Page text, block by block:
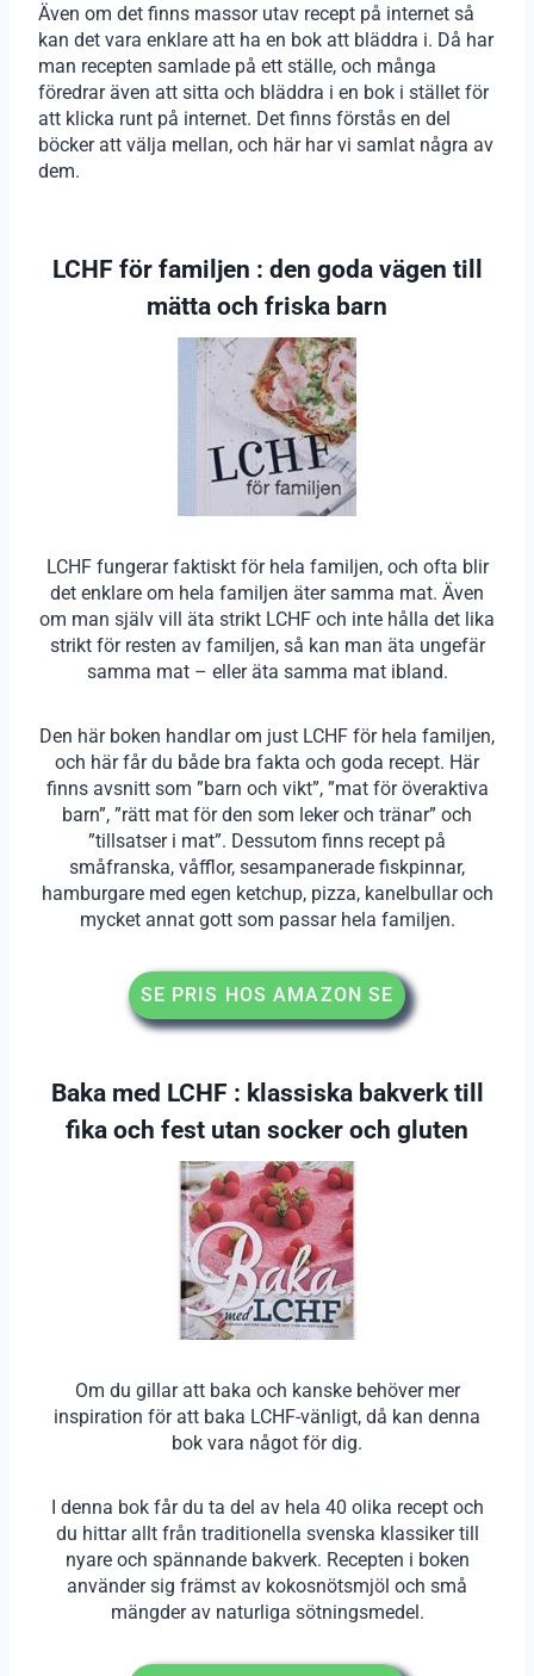
Även om det finns massor utav recept på internet så
kan det vara enklare att ha en bok att bläddra i. Då har
man recepten samlade på ett ställe, och många
föredrar även att sitta och bläddra i en bok i stället för
att klicka runt på internet. Det finns förstås en del
böcker att välja mellan, och här har vi samlat några av
dem.
LCHF för familjen : den goda vägen till
mätta och friska barn
LCHF fungerar faktiskt för hela familjen, och ofta blir
det enklare om hela familjen äter samma mat. Även
om man själv vill äta strikt LCHF och inte hålla det lika
strikt för resten av familjen, så kan man äta ungefär
samma mat – eller äta samma mat ibland.
Den här boken handlar om just LCHF för hela familjen,
och här får du både bra fakta och goda recept. Här
finns avsnitt som ”barn och vikt”, ”mat för överaktiva
barn”, ”rätt mat för den som leker och tränar” och
”tillsatser i mat”. Dessutom finns recept på
småfranska, våfflor, sesampanerade fiskpinnar,
hamburgare med egen ketchup, pizza, kanelbullar och
mycket annat gott som passar hela familjen.
SE PRIS HOS AMAZON SE
Baka med LCHF : klassiska bakverk till
fika och fest utan socker och gluten
Om du gillar att baka och kanske behöver mer
inspiration för att baka LCHF-vänligt, då kan denna
bok vara något för dig.
I denna bok får du ta del av hela 40 olika recept och
du hittar allt från traditionella svenska klassiker till
nyare och spännande bakverk. Recepten i boken
använder sig främst av kokosnötsmjöl och små
mängder av naturliga sötningsmedel.